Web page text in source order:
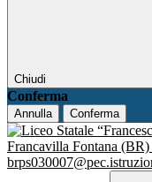
Chiudi
Conferma
Annulla Conferma
Francavilla Fontana (BR)